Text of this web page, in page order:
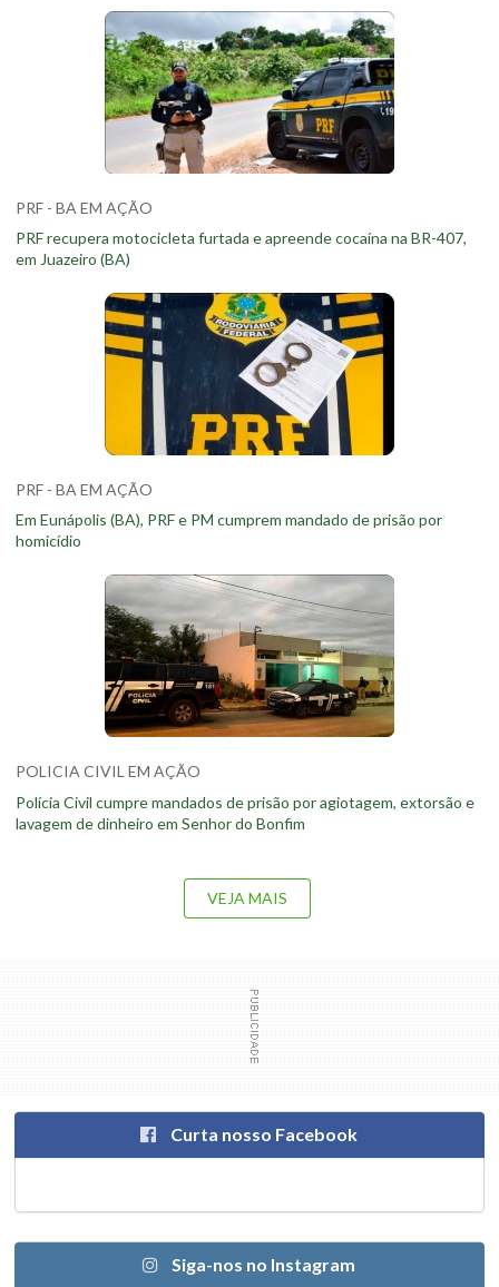
PRF - BA EM AÇÃO
PRF recupera motocicleta furtada e apreende cocaína na BR-407,
em Juazeiro (BA)
PRF - BA EM AÇÃO
Em Eunápolis (BA), PRF e PM cumprem mandado de prisão por
homicídio
POLICIA CIVIL EM AÇÃO
Polícia Civil cumpre mandados de prisão por agiotagem, extorsão e
lavagem de dinheiro em Senhor do Bonfim
VEJA MAIS
Curta nosso Facebook
Siga-nos no Instagram